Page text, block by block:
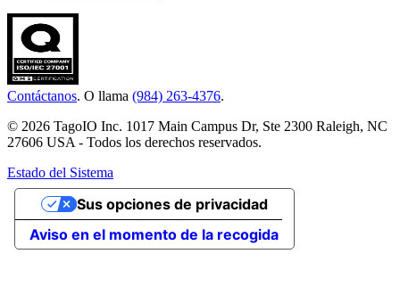
Contáctanos. O llama (984) 263-4376.
© 2026 TagoIO Inc. 1017 Main Campus Dr, Ste 2300 Raleigh, NC
27606 USA - Todos los derechos reservados.
Estado del Sistema
Aviso en el momento de la recogida
Sus opciones de privacidad